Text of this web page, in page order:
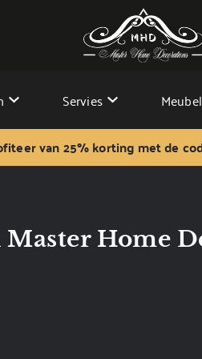
Servies
van 25% korting met de
Home